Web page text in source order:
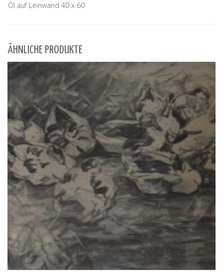
Öl auf Leinwand 40 x 60
ÄHNLICHE PRODUKTE